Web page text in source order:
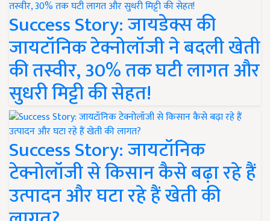
Success Story: जायडेक्स की
जायटॉनिक टेक्नोलॉजी ने बदली खेती
की तस्वीर, 30% तक घटी लागत और
सुधरी मिट्टी की सेहत!
Success Story: जायटॉनिक
टेक्नोलॉजी से किसान कैसे बढ़ा रहे हैं
उत्पादन और घटा रहे हैं खेती की